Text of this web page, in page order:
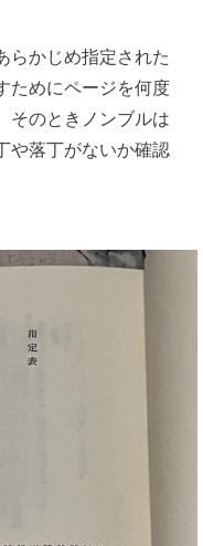
らかじめ指定された
ためにページを何度
そのときノンブルは
や落丁がないか確認